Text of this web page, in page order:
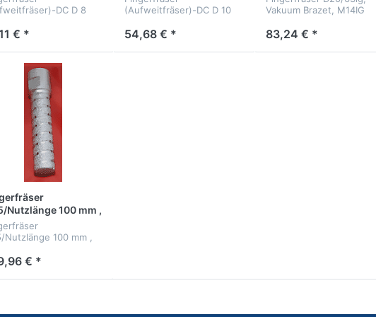
DC D 8
€ *
M14IG
(Aufweitfräser)-DC D 10
M14IG
54,68 € *
Vakuum Brazet, M14IG
83,24 € *
Nutzlänge 100 mm ,
Brazet, M14IG
Nutzlänge 100 mm ,
€ *